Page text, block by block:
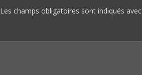
Les champs obligatoires sont indiqués avec